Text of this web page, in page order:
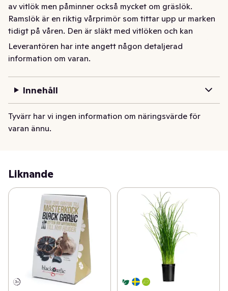
av vitlök men påminner också mycket om gräslök.
Ramslök är en riktig vårprimör som tittar upp ur marken
tidigt på våren. Den är släkt med vitlöken och kan
användas som smaksättare i all typ av matlagning. Går
utmärkt att frysa precis som persilja.
Leverantören har inte angett någon detaljerad
information om varan.
Innehåll
Tyvärr har vi ingen information om näringsvärde för
varan ännu.
Liknande